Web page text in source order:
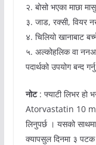
२. बोसो भएका माछा
३. जाड, रक्सी, वियर
४. चिलियो खानाबाट
५. अल्कोहलिक वा
पदार्थको उपयोग बन्द
नोट : फ्याटी लिभर हो
Atorvastatin 10
लिनुपर्छ । यसको
क्यापसुल दिनमा ३ पटक